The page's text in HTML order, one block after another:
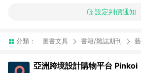
設定到價通知
分類： 圖書文具 書籍/雜誌期刊
亞洲跨境設計購物平台 Pinkoi